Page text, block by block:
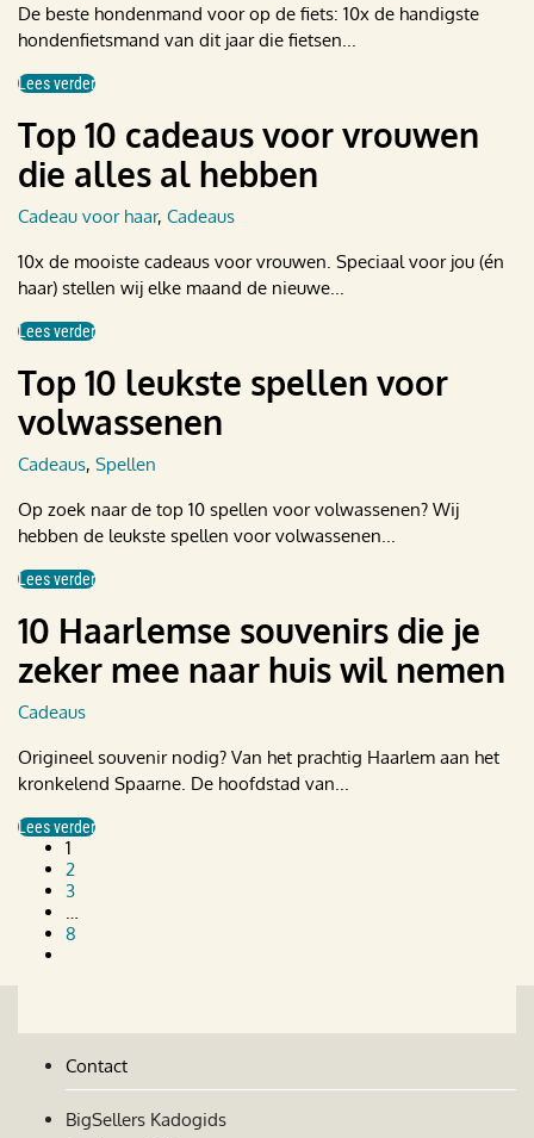
De beste hondenmand voor op de fiets: 10x de handigste
honden­fietsmand van dit jaar die fietsen...
Lees verder
Top 10 cadeaus voor vrouwen
die alles al hebben
Cadeau voor haar, Cadeaus
10x de mooiste cadeaus voor vrouwen. Speciaal voor jou (én
haar) stellen wij elke maand de nieuwe...
Lees verder
Top 10 leukste spellen voor
volwassenen
Cadeaus, Spellen
Op zoek naar de top 10 spellen voor volwassenen? Wij
hebben de leukste spellen voor volwassenen...
Lees verder
10 Haarlemse souvenirs die je
zeker mee naar huis wil nemen
Cadeaus
Origineel souvenir nodig? Van het prachtig Haarlem aan het
kronkelend Spaarne. De hoofdstad van...
Lees verder
1
2
3
…
8
Contact
BigSellers Kadogids